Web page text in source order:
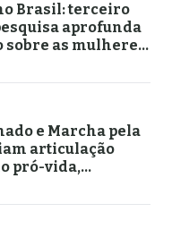
Brasil: terceiro
aprofunda
sobre as mulheres
e Marcha pela
articulação
pró-vida,
política